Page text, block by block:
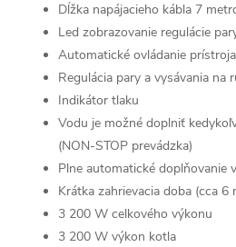
Dĺžka napájacieho kábla 7
Led zobrazovanie regulácie
Automatické ovládanie prístroja
Regulácia pary a vysávania na
Indikátor tlaku
Vodu je možné doplniť
(NON-STOP prevádzka)
Plne automatické doplňovanie
Krátka zahrievacia doba (cca 6
3 200 W celkového výkonu
3 200 W výkon kotla